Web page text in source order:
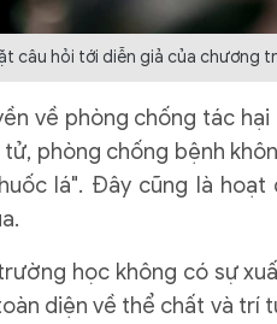
câu hỏi tới diễn giả của chương
về phòng chống tác
phòng chống bệnh
lá". Đây cũng là
học không có sự
diện về thể chất và trí